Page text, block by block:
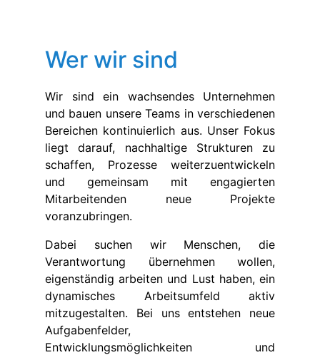
Wer wir sind
Wir sind ein wachsendes Unternehmen
und bauen unsere Teams in verschiedenen
Bereichen kontinuierlich aus. Unser Fokus
liegt darauf, nachhaltige Strukturen zu
schaffen, Prozesse weiterzuentwickeln
und gemeinsam mit engagierten
Mitarbeitenden neue Projekte
voranzubringen.
Dabei suchen wir Menschen, die
Verantwortung übernehmen wollen,
eigenständig arbeiten und Lust haben, ein
dynamisches Arbeitsumfeld aktiv
mitzugestalten. Bei uns entstehen neue
Aufgabenfelder,
Entwicklungsmöglichkeiten und